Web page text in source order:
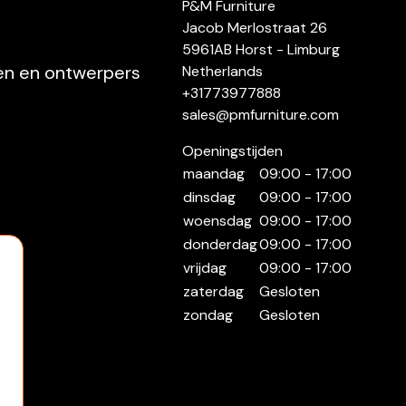
en ontwerpers
P&M Furniture
Jacob Merlostraat 26
5961AB Horst - Limburg
Netherlands
+31773977888
sales@pmfurniture.com
Openingstijden
maandag
09:00 - 17:00
dinsdag
09:00 - 17:00
woensdag 09:00 - 17:00
donderdag09:00 - 17:00
vrijdag
09:00 - 17:00
zaterdag
Gesloten
zondag
Gesloten